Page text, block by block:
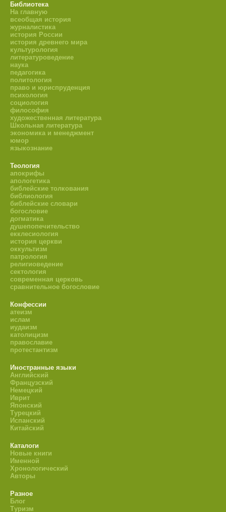
Библиотека
На главную
всеобщая история
журналистика
история России
история древнего мира
культурология
литературоведение
наука
педагогика
политология
право и юриспруденция
психология
социология
философия
художественная литература
Школьная литература
экономика и менеджмент
юмор
языкознание
Теология
апокрифы
апологетика
библейские толкования
библиология
библейские словари
богословие
догматика
душепопечительство
екклесиология
история церкви
оккультизм
патрология
религиоведение
сектология
современная церковь
сравнительное богословие
Конфессии
атеизм
ислам
иудаизм
католицизм
православие
протестантизм
Иностранные языки
Английский
Французский
Немецкий
Иврит
Японский
Турецкий
Испанский
Китайский
Каталоги
Новые книги
Именной
Хронологический
Авторы
Разное
Блог
Туризм